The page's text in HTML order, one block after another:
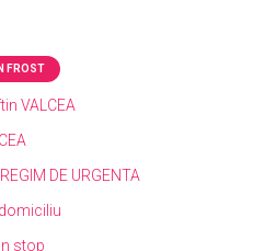
FROST
VALCEA
DE URGENTA
stop